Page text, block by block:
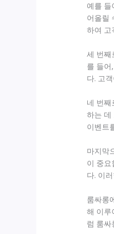
예를
어올릴
하여 고
세 번째
를 들
다. 고
네 번
하는 데
이벤트
마지막
이 중요
다. 이
룸싸롱
해 이루
럼 룸싸